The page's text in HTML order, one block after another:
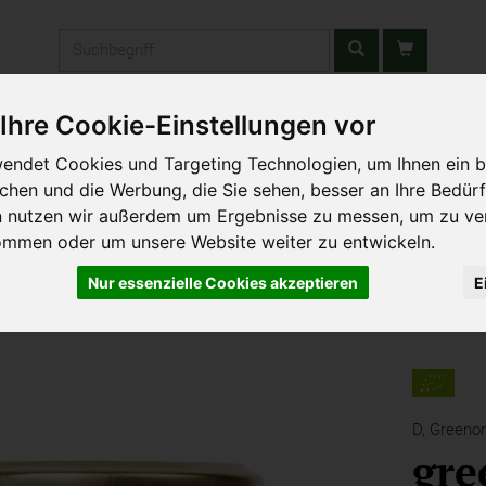
Cookie-Einstellungen vor
Cookies und Targeting Technologien, um Ihnen ein
und die Werbung, die Sie sehen, besser an Ihre
nutzen wir außerdem um Ergebnisse zu messen, um zu
oder um unsere Website weiter zu entwickeln.
Nur essenzielle Cookies akzeptieren
& Schulen Liefergebiet Wochenmarkt
D,